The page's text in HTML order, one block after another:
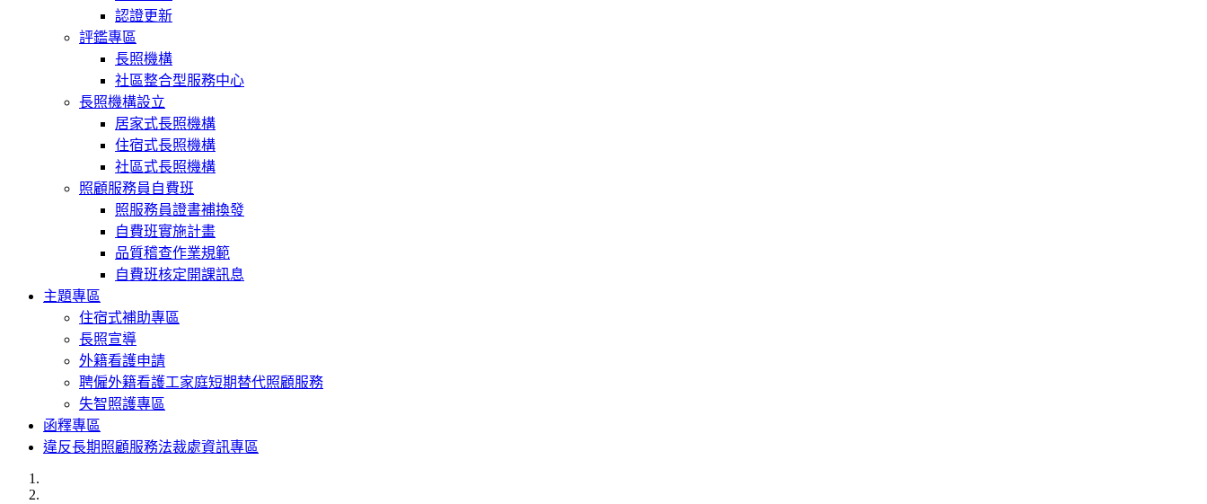
認證更新
評鑑專區
長照機構
社區整合型服務中心
長照機構設立
居家式長照機構
住宿式長照機構
社區式長照機構
照顧服務員自費班
照服務員證書補換發
自費班實施計畫
品質稽查作業規範
自費班核定開課訊息
主題專區
住宿式補助專區
長照宣導
外籍看護申請
聘僱外籍看護工家庭短期替代照顧服務
失智照護專區
函釋專區
違反長期照顧服務法裁處資訊專區